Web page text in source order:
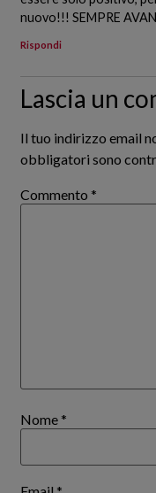
nuovo!!! SEMPRE
Rispondi
Lascia un
Il tuo indirizzo email
obbligatori sono
Commento *
Nome *